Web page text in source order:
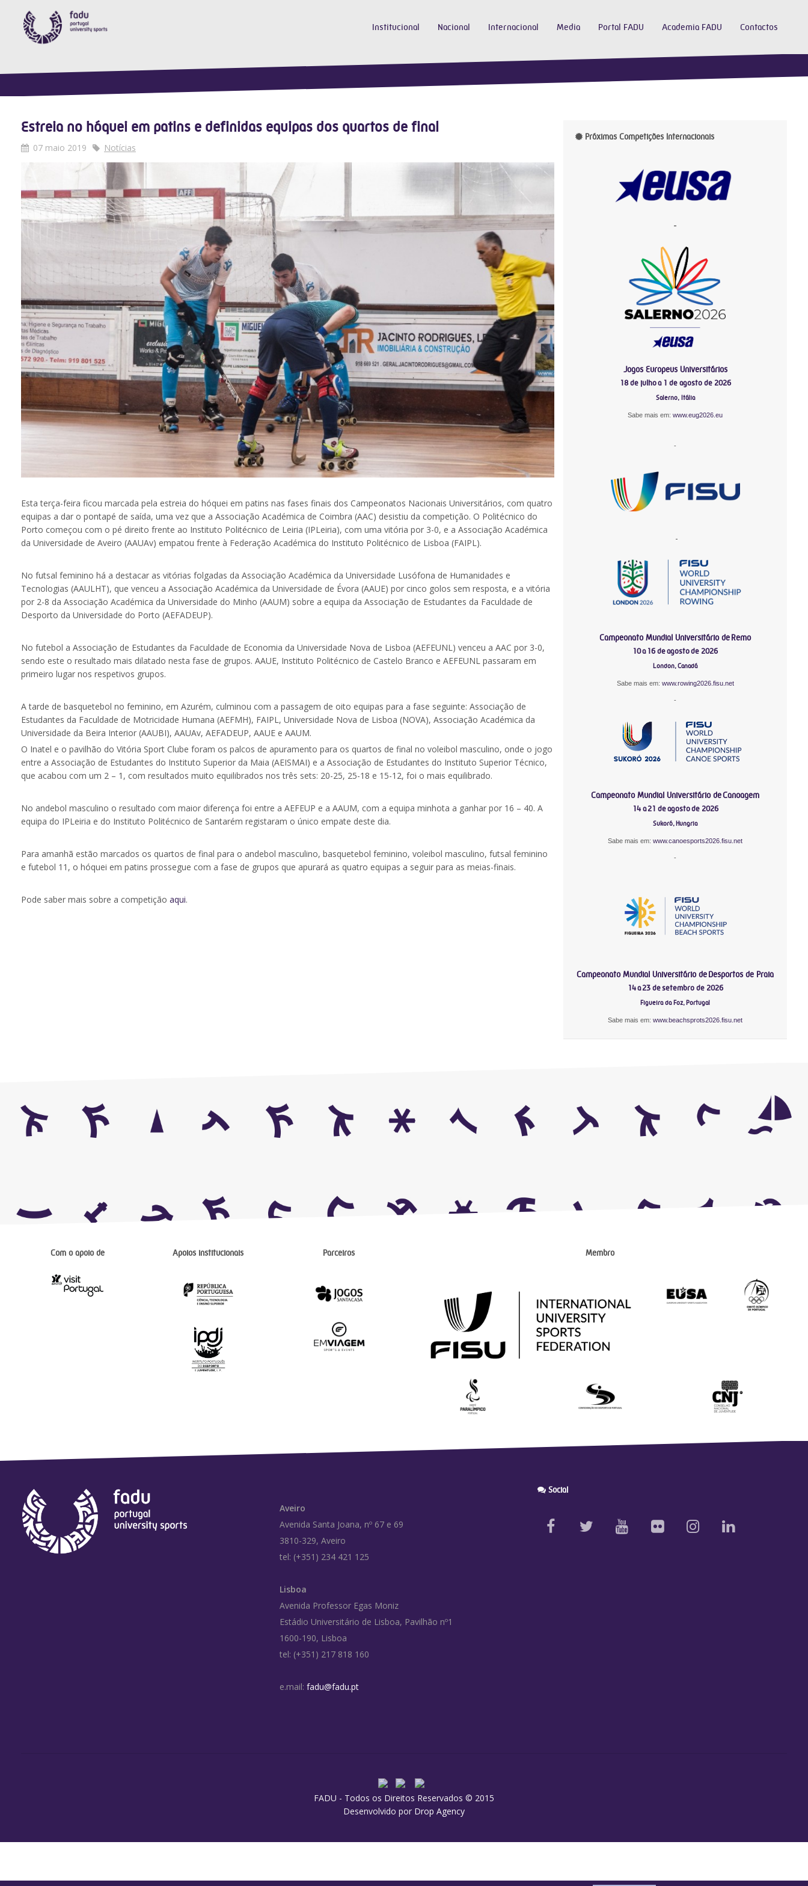
Institucional Nacional Internacional Media Portal FADU Academia FADU Contactos
Estreia no hóquei em patins e definidas equipas dos quartos de final
07 maio 2019 Notícias
Esta terça-feira ficou marcada pela estreia do hóquei em patins nas fases finais dos Campeonatos Nacionais Universitários, com quatro
equipas a dar o pontapé de saída, uma vez que a Associação Académica de Coimbra (AAC) desistiu da competição. O Politécnico do
Porto começou com o pé direito frente ao Instituto Politécnico de Leiria (IPLeiria), com uma vitória por 3-0, e a Associação Académica
da Universidade de Aveiro (AAUAv) empatou frente à Federação Académica do Instituto Politécnico de Lisboa (FAIPL).
No futsal feminino há a destacar as vitórias folgadas da Associação Académica da Universidade Lusófona de Humanidades e
Tecnologias (AAULHT), que venceu a Associação Académica da Universidade de Évora (AAUE) por cinco golos sem resposta, e a vitória
por 2-8 da Associação Académica da Universidade do Minho (AAUM) sobre a equipa da Associação de Estudantes da Faculdade de
Desporto da Universidade do Porto (AEFADEUP).
No futebol a Associação de Estudantes da Faculdade de Economia da Universidade Nova de Lisboa (AEFEUNL) venceu a AAC por 3-0,
sendo este o resultado mais dilatado nesta fase de grupos. AAUE, Instituto Politécnico de Castelo Branco e AEFEUNL passaram em
primeiro lugar nos respetivos grupos.
A tarde de basquetebol no feminino, em Azurém, culminou com a passagem de oito equipas para a fase seguinte: Associação de
Estudantes da Faculdade de Motricidade Humana (AEFMH), FAIPL, Universidade Nova de Lisboa (NOVA), Associação Académica da
Universidade da Beira Interior (AAUBI), AAUAv, AEFADEUP, AAUE e AAUM.
O Inatel e o pavilhão do Vitória Sport Clube foram os palcos de apuramento para os quartos de final no voleibol masculino, onde o jogo
entre a Associação de Estudantes do Instituto Superior da Maia (AEISMAI) e a Associação de Estudantes do Instituto Superior Técnico,
que acabou com um 2 – 1, com resultados muito equilibrados nos três sets: 20-25, 25-18 e 15-12, foi o mais equilibrado.
No andebol masculino o resultado com maior diferença foi entre a AEFEUP e a AAUM, com a equipa minhota a ganhar por 16 – 40. A
equipa do IPLeiria e do Instituto Politécnico de Santarém registaram o único empate deste dia.
Para amanhã estão marcados os quartos de final para o andebol masculino, basquetebol feminino, voleibol masculino, futsal feminino
e futebol 11, o hóquei em patins prossegue com a fase de grupos que apurará as quatro equipas a seguir para as meias-finais.
Pode saber mais sobre a competição aqui.
Próximas Competições Internacionais
-
Jogos Europeus Universitários
18 de julho a 1 de agosto de 2026
Salerno, Itália
Sabe mais em:www.eug2026.eu
-
-
Campeonato Mundial Universitário de Remo
10 a 16 de agosto de 2026
London, Canadá
Sabe mais em: www.rowing2026.fisu.net
-
Campeonato Mundial Universitário de Canoagem
14 a 21 de agosto de 2026
Sukoró, Hungria
Sabe mais em:www.canoesports2026.fisu.net
-
Campeonato Mundial Universitário de Desportos de Praia
14 a 23 de setembro de 2026
Figueira da Foz, Portugal
Sabe mais em:www.beachsprots2026.fisu.net
Com o apoio de Apoios institucionais Parceiros Membro
Aveiro
Avenida Santa Joana, nº 67 e 69
3810-329, Aveiro
tel: (+351) 234 421 125
Lisboa
Avenida Professor Egas Moniz
Estádio Universitário de Lisboa, Pavilhão nº1
1600-190, Lisboa
tel: (+351) 217 818 160
e.mail: fadu@fadu.pt
Social
FADU - Todos os Direitos Reservados © 2015
Desenvolvido por Drop Agency